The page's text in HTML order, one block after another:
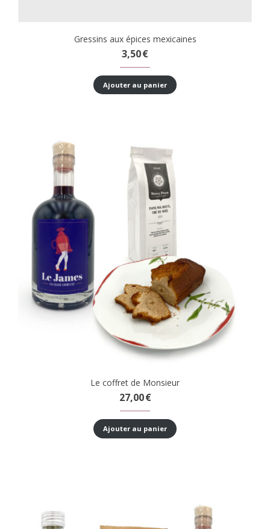
Gressins aux épices mexicaines
3,50€
Ajouter au panier
Le coffret de Monsieur
27,00€
Ajouter au panier